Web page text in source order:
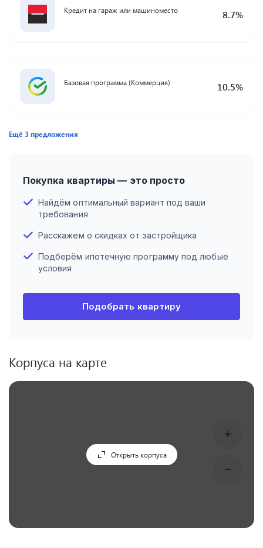
Кредит на гараж или машиноместо 8.7%
Базовая программа (Коммерция) 10.5%
Ещё3предложения
Покупка квартиры — это просто
Найдём оптимальный вариант под ваши
требования
Расскажем о скидках от застройщика
Подберём ипотечную программу под любые
условия
Подобрать квартиру
Корпуса на карте
Открыть корпуса